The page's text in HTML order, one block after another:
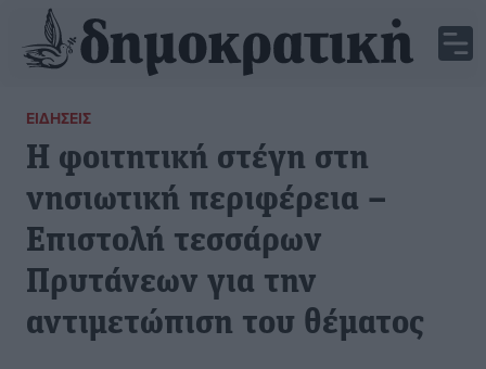
ΕΙΔΉΣΕΙΣ
Η φοιτητική στέγη στη
νησιωτική περιφέρεια –
Επιστολή τεσσάρων
Πρυτάνεων για την
αντιμετώπιση του θέματος